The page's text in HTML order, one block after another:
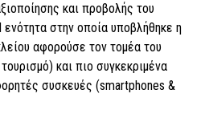
και προβολής του
ενότητα στην οποία υποβλήθηκε η
αφορούσε τον τομέα του
και πιο συγκεκριμένα
συσκευές (smartphones &